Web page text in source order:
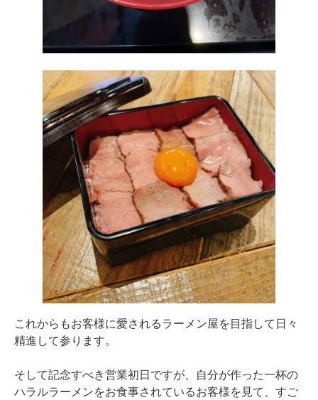
これからもお客様に愛されるラーメン屋を目指して日々
精進して参ります。
そして記念すべき営業初日ですが、自分が作った一杯の
ハラルラーメンをお食事されているお客様を見て、すご